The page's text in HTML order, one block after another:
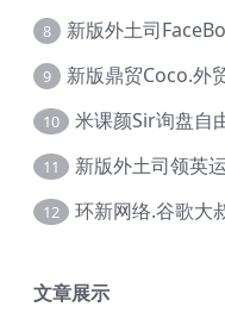
8
9
10 米课颜Sir询盘自
11 新版外土司领英
12
文章展示